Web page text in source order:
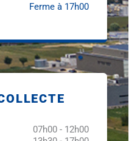
Ferme à 17h00
07h00 - 12h00